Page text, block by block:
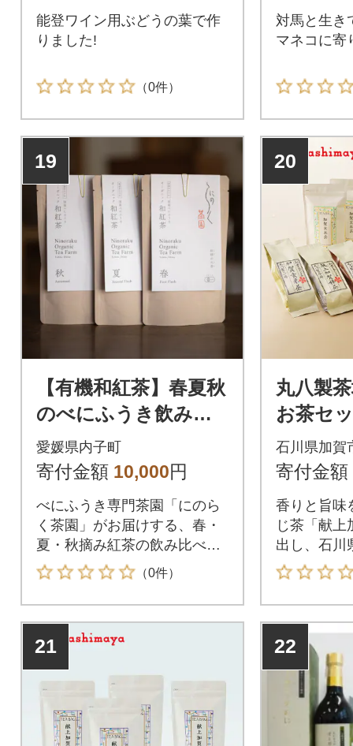
能登ワイン用ぶどうの葉で作
りました!
（0件）
対馬と生き
マネコに寄
19
【有機和紅茶】春夏秋
のべにふうき飲み比
べセット
愛媛県内子町
寄付金額 10,000円
べにふうき専門茶園「にのら
く茶園」がお届けする、春・
夏・秋摘み紅茶の飲み比べセ
ット
（0件）
20
丸八製
お茶セ
定品 棒
茶 石川
石川県加賀
寄付金額
香りと旨味
じ茶「献上
出し、石川
として育て
場。
21 22